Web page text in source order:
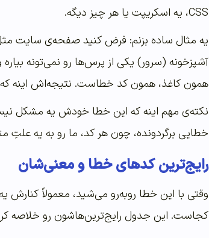
CSS، یه اسکریپت یا هر چیز دیگه.
یه مثال ساده بزنم: فرض کنید صفحه‌ی سایت
آشپزخونه (سرور) یکی از پرس‌ها رو نمی‌تونه
همون کاغذ، همون کد خطاست. نتیجه‌اش اینه
نکته‌ی مهم اینه که این خطا خودش یه مشکل
خطایی برگردونده، چون هر کد، ما رو به یه علتِ
رایج‌ترین کدهای خطا و معنی‌شان
وقتی با این خطا روبه‌رو می‌شید، معمولاً
کجاست. این جدول رایج‌ترین‌هاشون رو خلاصه